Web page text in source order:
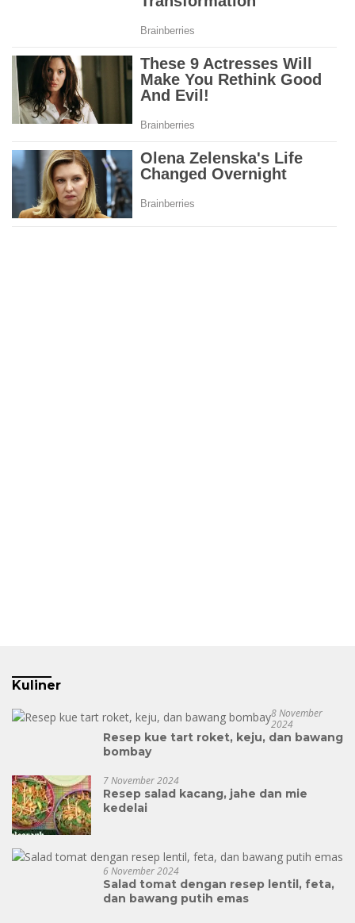
Kuliner
8 November
2024
Resep kue tart roket, keju, dan bawang
bombay
7 November 2024
Resep salad kacang, jahe dan mie
kedelai
6 November 2024
Salad tomat dengan resep lentil, feta,
dan bawang putih emas